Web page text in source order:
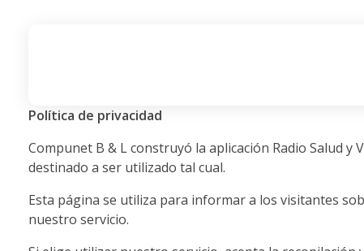
Política de privacidad
Compunet B & L construyó la aplicación Radio Salud
destinado a ser utilizado tal cual.
Esta página se utiliza para informar a los visitantes
nuestro servicio.